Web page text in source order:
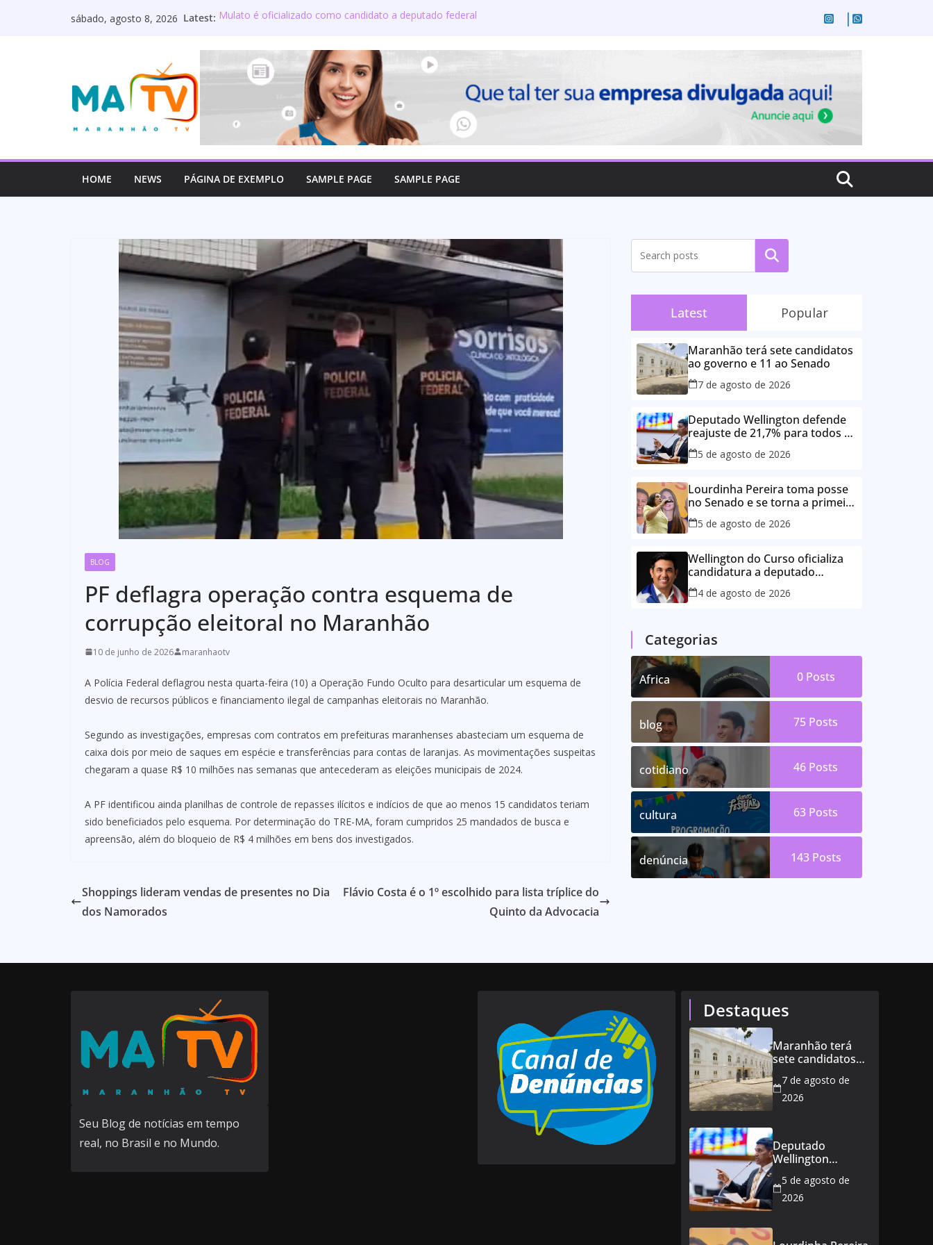
sábado, agosto 8, 2026 Latest: Mulato é oficializado como candidato a deputado federal
os servidores públicos e aposentados do Maranhão
Lourdinha Pereira toma posse no Senado e se torna a
primeira senadora de Coroatá
Wellington do Curso oficializa candidatura a deputado
estadual e reafirma compromisso com o povo do Maranhão
HOME NEWS PÁGINA DE EXEMPLO SAMPLE PAGE SAMPLE PAGE
BLOG
PF deflagra operação contra esquema de
corrupção eleitoral no Maranhão
10 de junho de 2026 maranhaotv
A Polícia Federal deflagrou nesta quarta-feira (10) a Operação Fundo Oculto para desarticular um esquema de
desvio de recursos públicos e financiamento ilegal de campanhas eleitorais no Maranhão.
Segundo as investigações, empresas com contratos em prefeituras maranhenses abasteciam um esquema de
caixa dois por meio de saques em espécie e transferências para contas de laranjas. As movimentações suspeitas
chegaram a quase R$ 10 milhões nas semanas que antecederam as eleições municipais de 2024.
A PF identificou ainda planilhas de controle de repasses ilícitos e indícios de que ao menos 15 candidatos teriam
sido beneficiados pelo esquema. Por determinação do TRE-MA, foram cumpridos 25 mandados de busca e
apreensão, além do bloqueio de R$ 4 milhões em bens dos investigados.
Shoppings lideram vendas de presentes no Dia
dos Namorados
Flávio Costa é o 1º escolhido para lista tríplice do
Quinto da Advocacia
Pesquisar
Latest Popular
Maranhão terá sete candidatos
ao governo e 11 ao Senado
7 de agosto de 2026
Deputado Wellington defende
reajuste de 21,7% para todos os
servidores públicos e
aposentados do Maranhão
5 de agosto de 2026
Lourdinha Pereira toma posse
no Senado e se torna a primeira
senadora de Coroatá
5 de agosto de 2026
Wellington do Curso oficializa
candidatura a deputado
estadual e reafirma
compromisso com o povo do
4 de agosto de 2026
Categorias
Africa 0 Posts
blog 75 Posts
cotidiano 46 Posts
cultura 63 Posts
denúncia 143 Posts
Seu Blog de notícias em tempo
real, no Brasil e no Mundo.
Destaques
Maranhão terá
sete candidatos
ao Senado
7 de agosto de
2026
Deputado
Wellington
de 21,7% para
todos os
aposentados do
5 de agosto de
2026